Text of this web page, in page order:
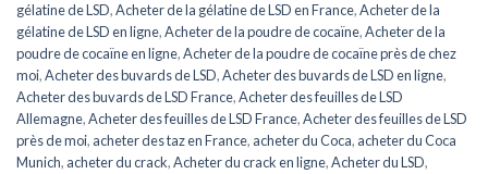
gélatine de LSD,Acheter de la gélatine de LSD en France,Acheter de la
gélatine de LSD en ligne,Acheter de la poudre de cocaïne,Acheter de la
poudre de cocaïne en ligne,Acheter de la poudre de cocaïne près de chez
moi,Acheter des buvards de LSD,Acheter des buvards de LSD en ligne,
Acheter des buvards de LSD France,Acheter des feuilles de LSD
Allemagne,Acheter des feuilles de LSD France,Acheter des feuilles de LSD
près de moi, acheter des taz en France, acheter du Coca, acheter du Coca
Munich, acheter du crack,Acheter du crack en ligne,Acheter du LSD,